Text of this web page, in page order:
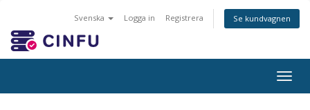
Svenska Logga in Registrera Se kundvagnen